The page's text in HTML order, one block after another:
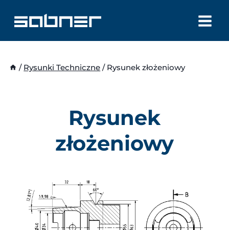
treści
/ Rysunki Techniczne / Rysunek złożeniowy
Rysunek
złożeniowy